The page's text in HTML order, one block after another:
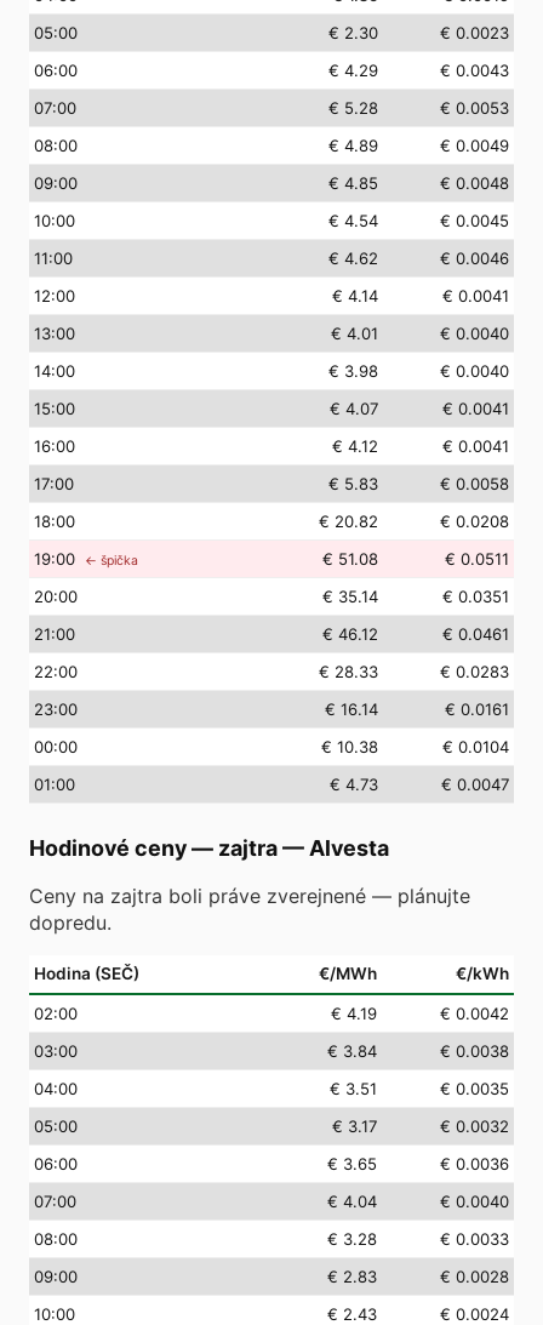
05:00 € 2.30
€ 0.0023
06:00 € 4.29
€ 0.0043
07:00 € 5.28
€ 0.0053
08:00 € 4.89
€ 0.0049
09:00 € 4.85
€ 0.0048
10:00 € 4.54
€ 0.0045
11:00 € 4.62
€ 0.0046
12:00 € 4.14
€ 0.0041
13:00 € 4.01
€ 0.0040
14:00 € 3.98
€ 0.0040
15:00 € 4.07
€ 0.0041
16:00 € 4.12
€ 0.0041
17:00 € 5.83
€ 0.0058
18:00 € 20.82
€ 0.0208
19:00 ← špička € 51.08
€ 0.0511
20:00 € 35.14
€ 0.0351
21:00 € 46.12
€ 0.0461
22:00 € 28.33
€ 0.0283
23:00 € 16.14
€ 0.0161
00:00 € 10.38
€ 0.0104
01:00 € 4.73 € 0.0047
Hodinové ceny — zajtra— Alvesta
Ceny na zajtra boli práve zverejnené — plánujte
dopredu.
Hodina (SEČ) €/MWh €/kWh
02:00 € 4.19
€ 0.0042
03:00 € 3.84
€ 0.0038
04:00 € 3.51
€ 0.0035
05:00 € 3.17
€ 0.0032
06:00 € 3.65
€ 0.0036
07:00 € 4.04
€ 0.0040
08:00 € 3.28
€ 0.0033
09:00 € 2.83
€ 0.0028
10:00 € 2.43
€ 0.0024